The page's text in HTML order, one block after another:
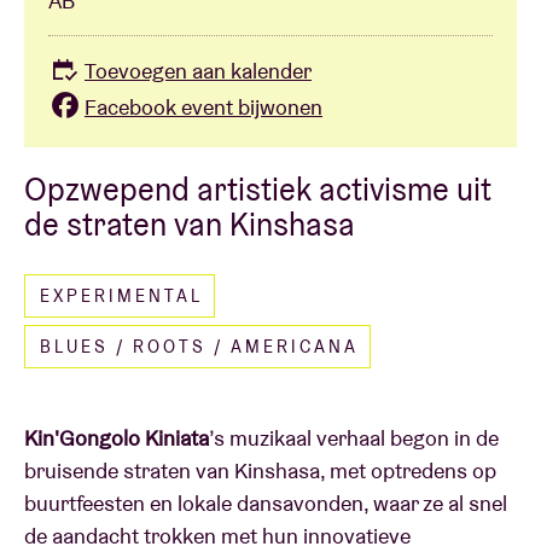
Opzwepend artistiek activisme uit
de straten van Kinshasa
EXPERIMENTAL
BLUES / ROOTS / AMERICANA
Kin'Gongolo Kiniata’s muzikaal verhaal begon in de
bruisende straten van Kinshasa, met optredens op
buurtfeesten en lokale dansavonden, waar ze al snel
de aandacht trokken met hun innovatieve
Toevoegen aan kalender
Facebook event bijwonen